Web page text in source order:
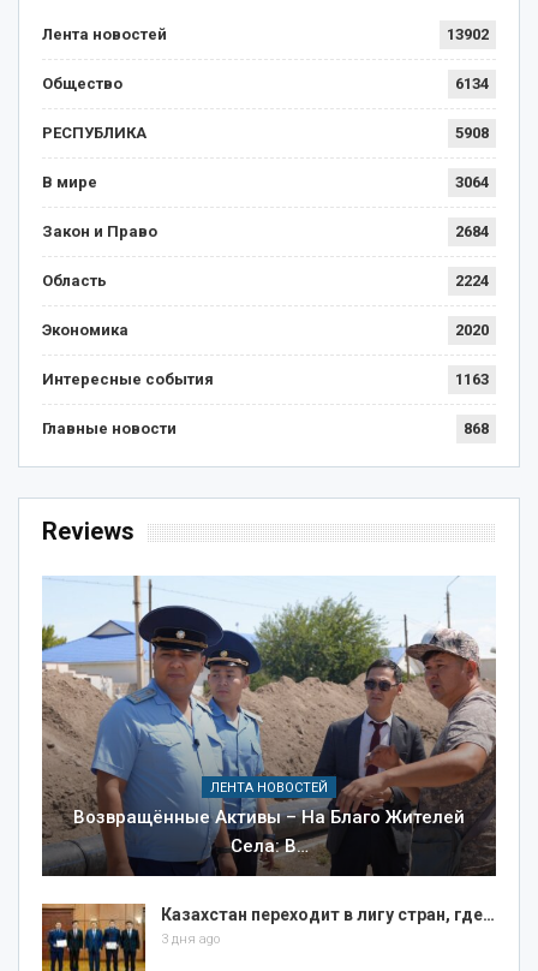
Лента новостей 13902
Общество 6134
РЕСПУБЛИКА 5908
В мире 3064
Закон и Право 2684
Область 2224
Экономика 2020
Интересные события 1163
Главные новости 868
Reviews
ЛЕНТА НОВОСТЕЙ
Возвращённые Активы – На Благо Жителей
Села: В…
Казахстан переходит в лигу стран, где…
3 дня ago